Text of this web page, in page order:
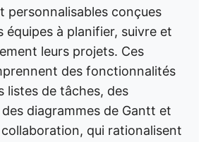
personnalisables conçues
équipes à planifier, suivre et
leurs projets. Ces
des fonctionnalités
listes de tâches, des
diagrammes de Gantt et
qui rationalisent